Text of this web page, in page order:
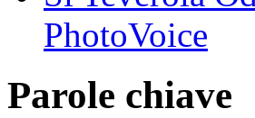
PhotoVoice
Parole chiave